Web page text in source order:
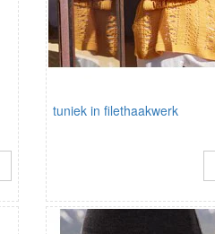
tuniek in filethaakwerk